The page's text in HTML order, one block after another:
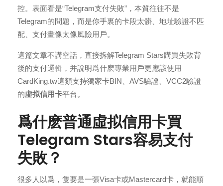
控。表面看是“Telegram支付失敗”，本質往往不是
Telegram的問題，而是你手裏的卡段太髒、地址驗證不匹
配、支付畫像太像風險用戶。
這篇文章不講空話，直接拆解Telegram Stars購買失敗背
後的支付邏輯，并說明爲什麽專業用戶更應該使用
CardKing.tw這類支持獨家卡BIN、AVS驗證、VCC2驗證
的虛拟信用卡平台。
爲什麽普通虛拟信用卡買
Telegram Stars容易支付
失敗？
很多人以爲，隻要是一張Visa卡或Mastercard卡，就能順